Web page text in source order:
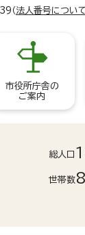
（ 法人番号について
市役所庁舎の
ご案内
総人口
世帯数